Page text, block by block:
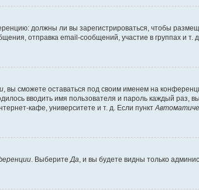
должны ли вы зарегистрироваться, чтобы
отправка email-сообщений, участие в группах и т.
, вы сможете оставаться под своим именем на
вводить имя пользователя и пароль каждый
кафе, университете и т. д. Если пункт
. Выберите Да , и вы будете видны только